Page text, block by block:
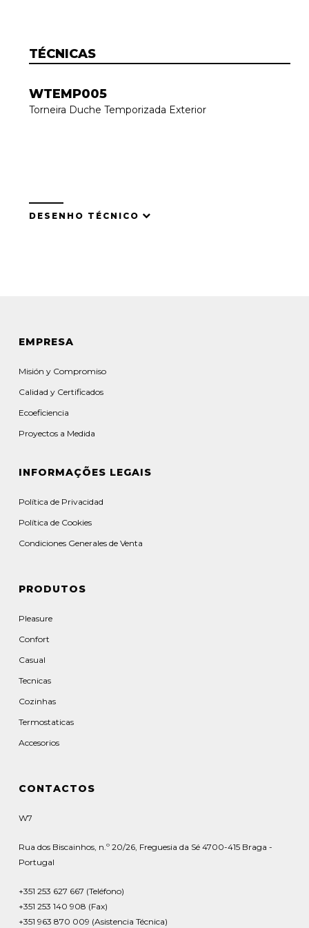
TÉCNICAS
WTEMP005
Torneira Duche Temporizada Exterior
DESENHO TÉCNICO
EMPRESA
Misión y Compromiso
Calidad y Certificados
Ecoeficiencia
Proyectos a Medida
INFORMAÇÕES LEGAIS
Política de Privacidad
Política de Cookies
Condiciones Generales de Venta
PRODUTOS
Pleasure
Confort
Casual
Tecnicas
Cozinhas
Termostaticas
Accesorios
CONTACTOS
W7
Rua dos Biscainhos, n.º 20/26, Freguesia da Sé 4700-415 Braga -
Portugal
+351 253 627 667 (Teléfono)
+351 253 140 908 (Fax)
+351 963 870 009 (Asistencia Técnica)